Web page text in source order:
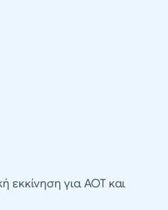
εκκίνηση για ΑΟΤ και